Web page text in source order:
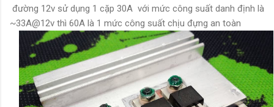
đường 12v sử dụng 1 cặp 30A với mức công suất danh định là
~33A@12v thì 60A là 1 mức công suất chịu đựng an toàn